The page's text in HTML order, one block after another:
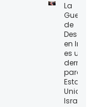
La
Guerra
de
en Irán
es una
derrota
para
Unidos
Israel